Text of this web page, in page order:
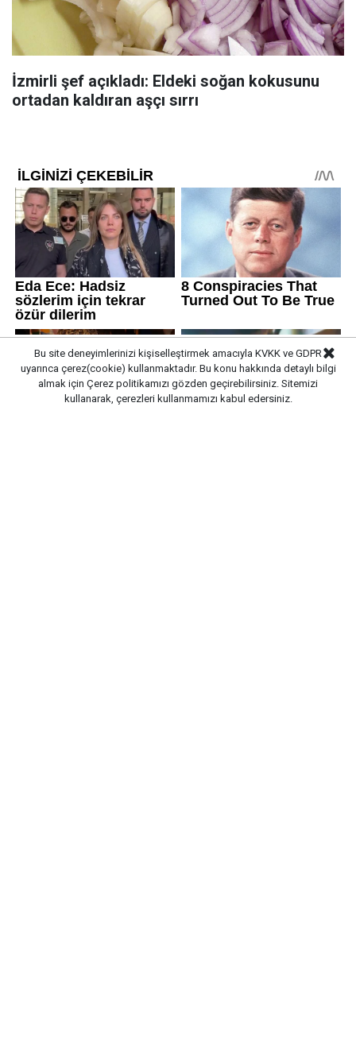
İzmirli şef açıkladı: Eldeki soğan kokusunu
ortadan kaldıran aşçı sırrı
Bu site deneyimlerinizi kişiselleştirmek amacıyla KVKK ve GDPR
uyarınca çerez(cookie) kullanmaktadır. Bu konu hakkında detaylı bilgi
almak için Çerez politikamızı gözden geçirebilirsiniz. Sitemizi
kullanarak, çerezleri kullanmamızı kabul edersiniz.